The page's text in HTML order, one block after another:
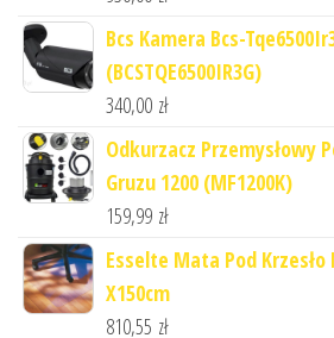
Bcs Kamera Bcs-
(BCSTQE6500IR3G)
340,00 zł
Odkurzacz Przemysłowy
Gruzu 1200 (MF1200K)
159,99 zł
Esselte Mata Pod Krzesło
X150cm
810,55 zł